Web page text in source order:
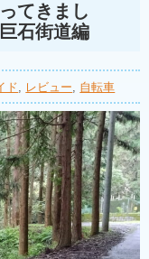
てきまし
石街道編
ド, レビュー, 自転車